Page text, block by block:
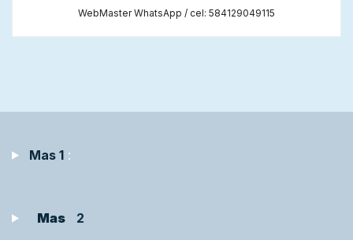
WebMaster WhatsApp / cel: 584129049115
Mas 1 :
Mas 2